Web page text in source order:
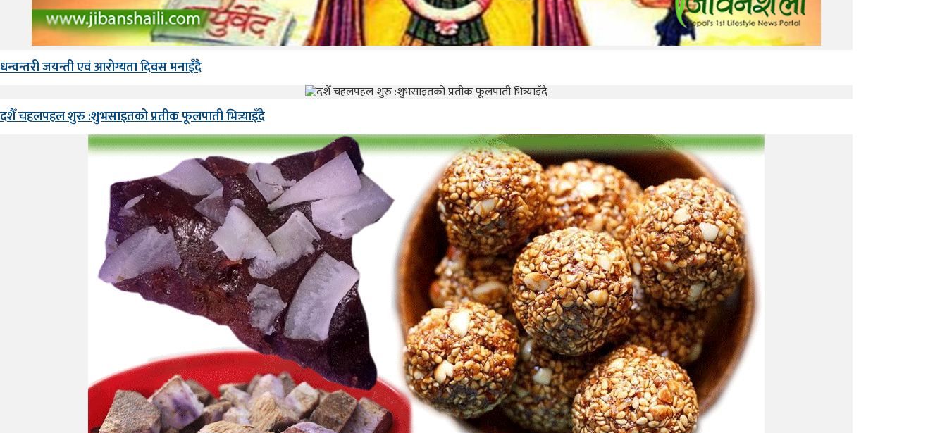
धन्वन्तरी जयन्ती एवं आरोग्यता दिवस मनाइँदै
दशैँ चहलपहल शुरु :शुभसाइतको प्रतीक फूलपाती भित्र्याइँदै